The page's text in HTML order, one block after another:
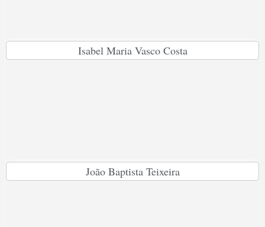
Isabel Maria Vasco Costa
João Baptista Teixeira